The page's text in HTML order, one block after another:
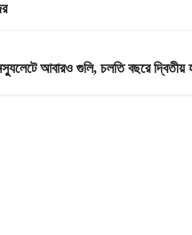
আবারও গুলি, চলতি বছরে দ্বিতীয়